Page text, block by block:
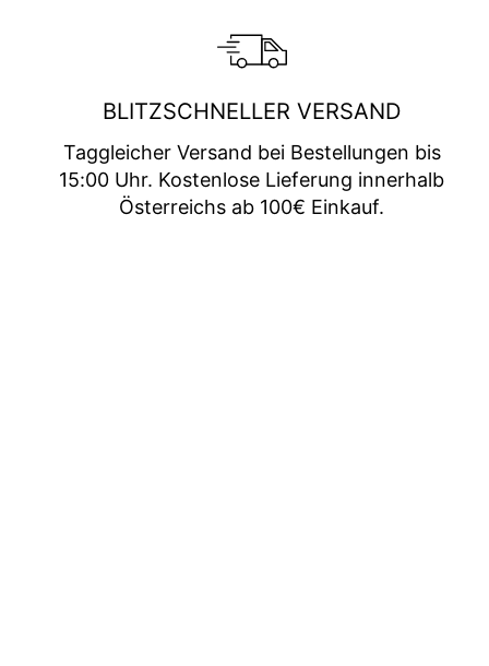
BLITZSCHNELLER VERSAND
Taggleicher Versand bei Bestellungen bis
15:00 Uhr. Kostenlose Lieferung innerhalb
Österreichs ab 100€ Einkauf.